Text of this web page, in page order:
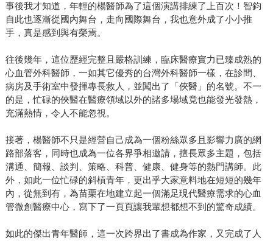
事後我才知道，年輕的楊醫師為了這個演講排練了上百次！智鈞
自此也逐漸從國內舞台，走向國際舞台，我也意外成了小小推
手，真是感到與有榮焉。
往後幾年，這位歷經完整且嚴格訓練，臨床醫療實力已臻成熟的
心血管外科醫師，一如其它優秀的台灣外科醫師一樣，在診間、
病房及手術室中發揮專長救人，並闖出了「俠醫」的名號。不一
的是，忙碌的俠醫在醫療領域以外的諸多場域竟也能發光發熱，
充滿熱情，令人不能忽視。
接著，楊醫師不只是經營自己成為一個粉絲眾多且影響力廣的網
路部落客，同時也成為一位各界爭相邀請，擅長眾多主題，包括
溝通、簡報、談判、策略、科普、健康、健身等的熱門講師。此
外，如此一位忙碌的斜槓青年，更出乎大家意料地在短短的幾年
內，從無到有，為苗栗在地建立起一個滿足現代醫療需求的心血
管微創醫療中心，寫下了一頁頁讓我輩想都想不到的驚奇成績。
如此的傑出青年醫師，這一次跨界出了書成為作家，又完成了人